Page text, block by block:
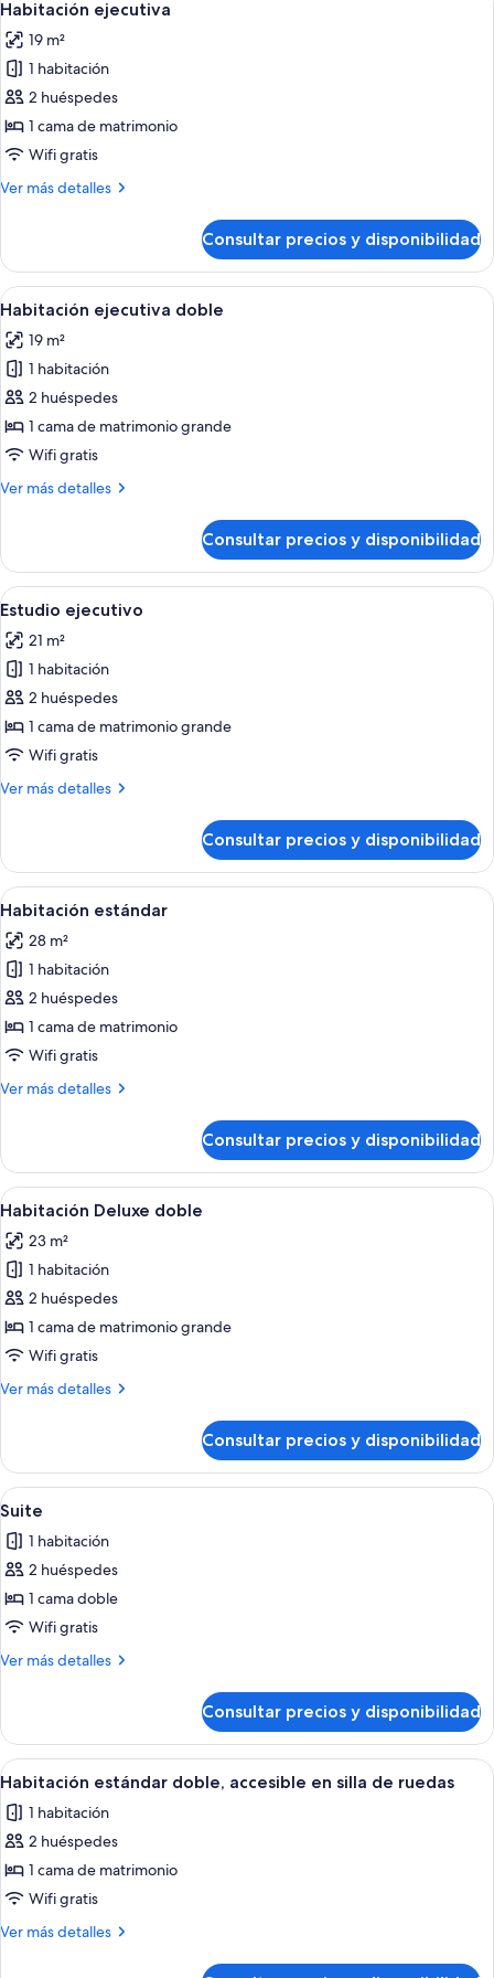
todas
las
fotos
de
Habitación
ejecutiva
13
Habitación ejecutiva
19 m²
1 habitación
2 huéspedes
1 cama de matrimonio
Wifi gratis
Ver más detalles
Más
ejecutiva
Consultar precios y disponibilidad
Abrir
todas
las
fotos
de
Habitación
ejecutiva
Habitación de hotel con cama,
10
Habitación ejecutiva doble
19 m²
1 habitación
2 huéspedes
1 cama de matrimonio grande
Wifi gratis
Ver más detalles
Más
ejecutiva
doble
Consultar precios y disponibilidad
Abrir
todas
las
fotos
de
Estudio
ejecutivo
Habitación de hotel con cama,
12
Estudio ejecutivo
21 m²
1 habitación
2 huéspedes
1 cama de matrimonio grande
Wifi gratis
Ver más detalles
Más
ejecutivo
Consultar precios y disponibilidad
Abrir
todas
las
fotos
de
Habitación
estándar
Una habitación de hotel con cama,
11
Habitación estándar
28 m²
1 habitación
2 huéspedes
1 cama de matrimonio
Wifi gratis
Ver más detalles
Más
estándar
Consultar precios y disponibilidad
Abrir
todas
las
fotos
de
Habitación
Deluxe
Una cama con ropa de cama blanca,
10
Habitación Deluxe doble
23 m²
1 habitación
2 huéspedes
1 cama de matrimonio grande
Wifi gratis
Ver más detalles
Más
Deluxe
doble
Consultar precios y disponibilidad
Abrir
todas
las
fotos
de
Suite
Una cocina moderna con armarios
13
Suite
1 habitación
2 huéspedes
1 cama doble
Wifi gratis
Ver más detalles
Más
Consultar precios y disponibilidad
Abrir
todas
las
fotos
de
Habitación
estándar
Habitación de hotel con cama,
11
Habitación estándar doble, accesible en silla de ruedas
1 habitación
2 huéspedes
1 cama de matrimonio
Wifi gratis
Ver más detalles
Más